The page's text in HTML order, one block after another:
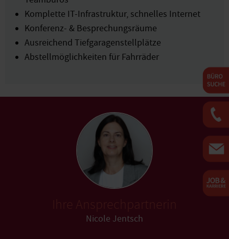
Komplette IT-Infrastruktur, schnelles Internet
Konferenz- & Besprechungsräume
Ausreichend Tiefgaragenstellplätze
Abstellmöglichkeiten für Fahrräder
Ihre Ansprechpartnerin
Nicole Jentsch